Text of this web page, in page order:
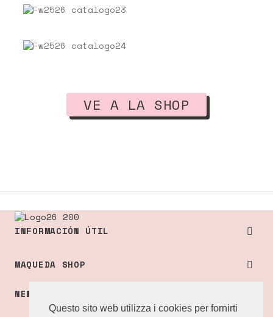
Questo sito web utilizza i cookies per fornirti
VE A LA SHOP
INFORMACIÓN ÚTIL 
MAQUEDA SHOP 
NEWSLETTER SIGNUP